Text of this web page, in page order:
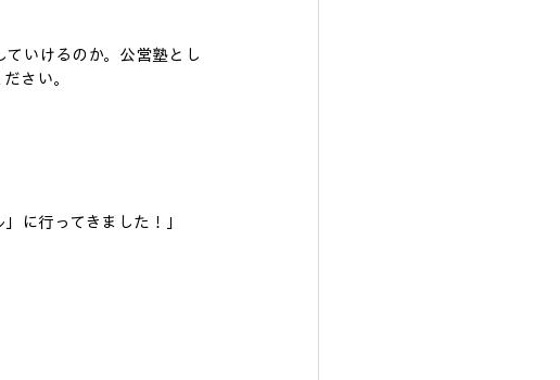
いけるのか。公営塾とし
さい。
に行ってきました！」